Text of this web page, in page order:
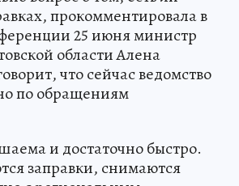
прокомментировала в
25 июня министр
области Алена
что сейчас ведомство
по обращениям
и достаточно быстро.
заправки, снимаются